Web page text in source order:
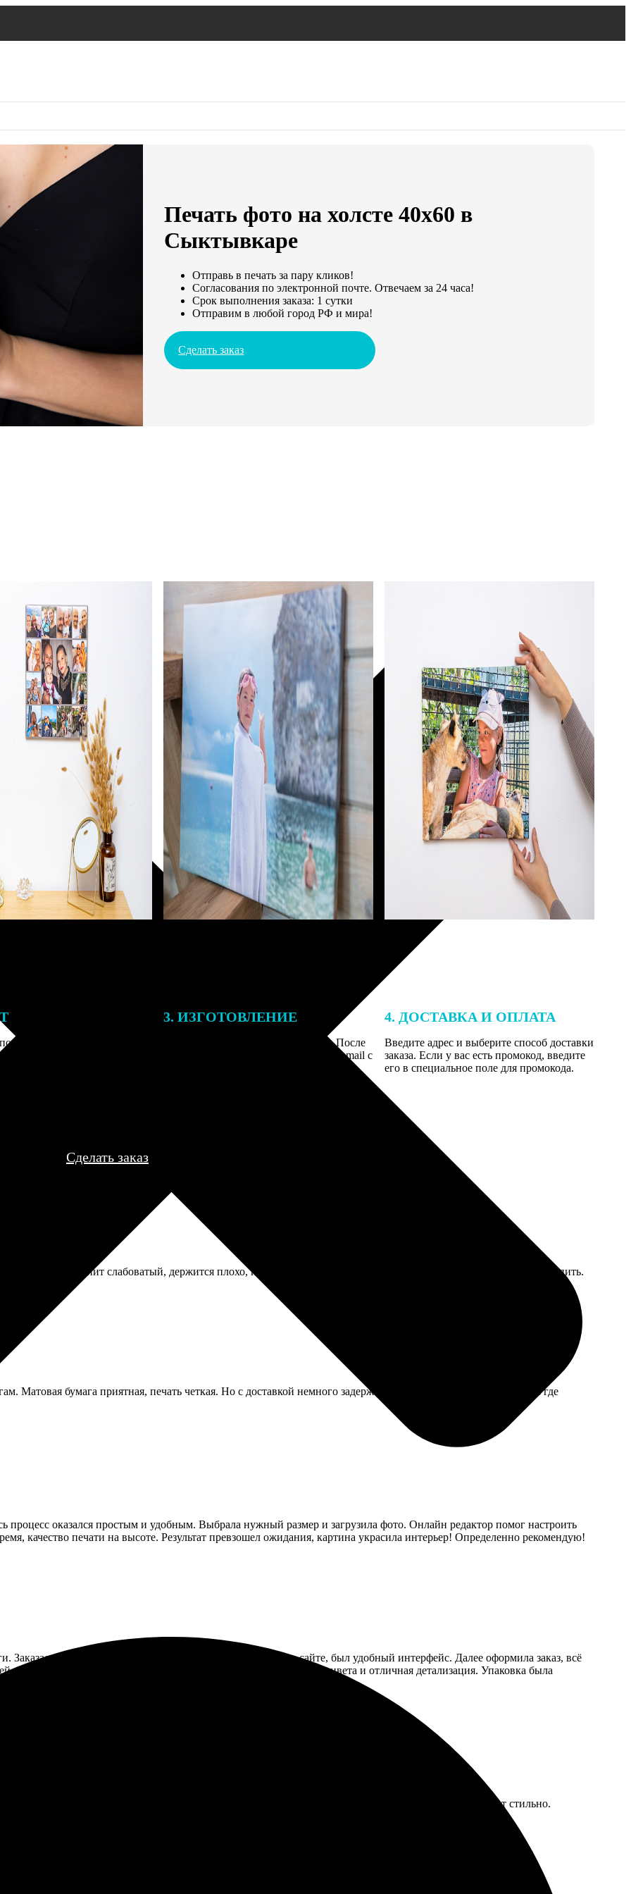
Печать фото на холсте 40х60 в
Сыктывкаре
Отправь в печать за пару кликов!
Согласования по электронной почте. Отвечаем за 24 часа!
Срок выполнения заказа: 1 сутки
Отправим в любой город РФ и мира!
Сделать заказ
заказа к печати
могут связаться с Вами
телефону или email для
деталей.
3. ИЗГОТОВЛЕНИЕ
Оплатите заказ банковской картой. После
оплаты получите подтверждение на email с
описанием заказа. Когда отправим заказ
4. ДОСТАВКА И ОПЛАТА
Введите адрес и выберите способ доставки
заказа. Если у вас есть промокод, введите
его в специальное поле для промокода.
Сделать заказ
быстро. Магнит слабоватый, держится плохо, постоянно падает. Пришлось свой мощный магнит сзади прилепить.
Матовая бумага приятная, печать четкая. Но с доставкой немного задержались, пришлось звонить уточнять где
процесс оказался простым и удобным. Выбрала нужный размер и загрузила фото. Онлайн редактор помог настроить
качество печати на высоте. Результат превзошел ожидания, картина украсила интерьер! Определенно рекомендую!
Заказала печать на холсте 40х60. Сначала выбрала фото на сайте, был удобный интерфейс. Далее оформила заказ, всё
получила свою картину. Результат превзошел ожидания — яркие цвета и отличная детализация. Упаковка была
кто хочет сохранить лучшие моменты.
просто. Загрузка фото, оплата — и через пару дней готово! Качество на высоте, цвета яркие, выглядит стильно.